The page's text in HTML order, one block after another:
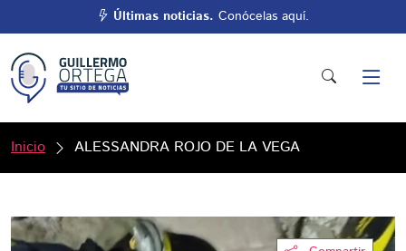
Últimas noticias. Conócelas aquí.
Inicio ALESSANDRA ROJO DE LA VEGA